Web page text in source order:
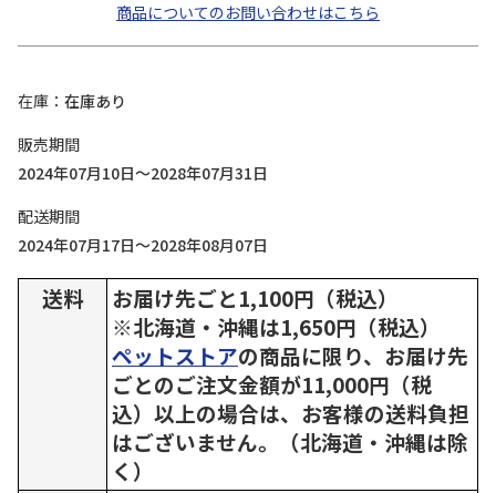
商品についてのお問い合わせはこちら
在庫
在庫あり
販売期間
2024年07月10日～2028年07月31日
配送期間
2024年07月17日～2028年08月07日
送料
お届け先ごと1,100円（税込）
※北海道・沖縄は1,650円（税込）
ペットストアの商品に限り、お届け先
ごとのご注文金額が11,000円（税
込）以上の場合は、お客様の送料負担
はございません。（北海道・沖縄は除
く）